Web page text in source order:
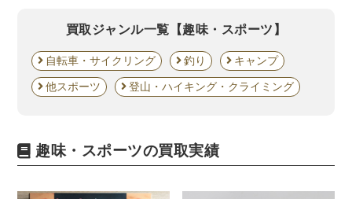
ビジネス書
マーケティング・セールス
マネジメント・人材管理・リーダーシップ
経済学・経済事情
経理・アカウンティング
アート・建築・デザイン・音楽
書道
インテリアデザイン・建築デザイン
他建築・芸術
住宅建築
写真 ・絵画 ・美術
買取ジャンル一覧 【趣味・スポーツ】
自転車・サイクリング 釣り キャンプ
他スポーツ 登山・ハイキング・クライミング
趣味・スポーツの買取実績